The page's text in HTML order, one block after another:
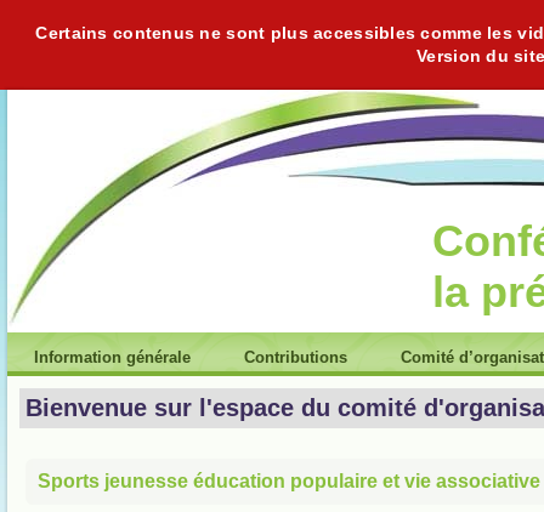
Certains contenus ne sont plus accessibles comme les
Version du
la
Information générale Contributions Comité
Bienvenue sur l'espace du comité
Sports jeunesse éducation populaire et vie associative